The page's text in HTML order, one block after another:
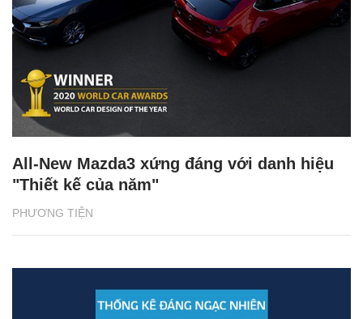
PHƯƠNG TIỆN
All-New Mazda3 xứng đáng với danh hiệu
"Thiết kế của năm"